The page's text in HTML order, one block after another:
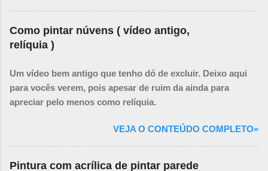
Como pintar núvens ( vídeo antigo,
relíquia )
Um vídeo bem antigo que tenho dó de excluir. Deixo aqui
para vocês verem, pois apesar de ruim da ainda para
apreciar pelo menos como relíquia.
VEJA O CONTEÚDO COMPLETO»
Pintura com acrílica de pintar parede